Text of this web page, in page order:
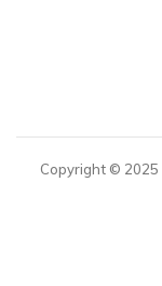
Copyright © 2025